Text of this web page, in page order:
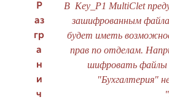
Р
аз
гр
а
н
и
ч
В Key_P1 MultiClet
зашифрованным
будет иметь
прав по отделам.
шифровать файлы
"Бухгалтерия"